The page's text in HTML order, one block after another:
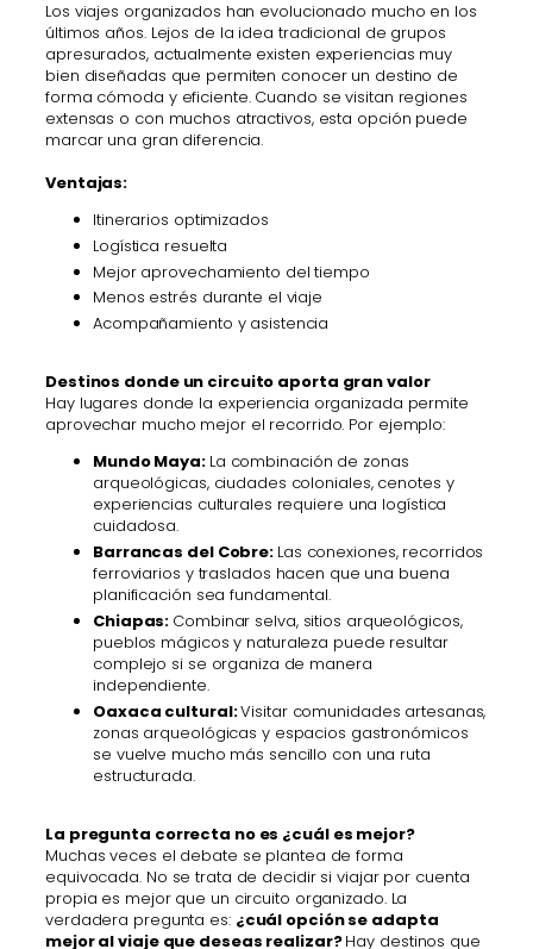
Los viajes organizados han evolucionado mucho en los
últimos años. Lejos de la idea tradicional de grupos
apresurados, actualmente existen experiencias muy
bien diseñadas que permiten conocer un destino de
forma cómoda y eficiente. Cuando se visitan regiones
extensas o con muchos atractivos, esta opción puede
marcar una gran diferencia.
Ventajas:
Itinerarios optimizados
Logística resuelta
Mejor aprovechamiento del tiempo
Menos estrés durante el viaje
Acompañamiento y asistencia
Destinos donde un circuito aporta gran valor
Hay lugares donde la experiencia organizada permite
aprovechar mucho mejor el recorrido. Por ejemplo:
Mundo Maya: La combinación de zonas
arqueológicas, ciudades coloniales, cenotes y
experiencias culturales requiere una logística
cuidadosa.
Barrancas del Cobre: Las conexiones, recorridos
ferroviarios y traslados hacen que una buena
planificación sea fundamental.
Chiapas: Combinar selva, sitios arqueológicos,
pueblos mágicos y naturaleza puede resultar
complejo si se organiza de manera
independiente.
Oaxaca cultural:Visitar comunidades artesanas,
zonas arqueológicas y espacios gastronómicos
se vuelve mucho más sencillo con una ruta
estructurada.
La pregunta correcta no es ¿cuál es mejor?
Muchas veces el debate se plantea de forma
equivocada. No se trata de decidir si viajar por cuenta
propia es mejor que un circuito organizado. La
verdadera pregunta es: ¿cuál opción se adapta
mejor al viaje que deseas realizar?Hay destinos que